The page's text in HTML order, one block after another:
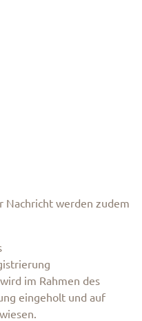
Nachricht werden zudem
im Rahmen des
eingeholt und auf